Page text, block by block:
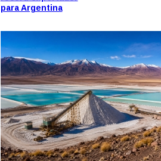
para Argentina